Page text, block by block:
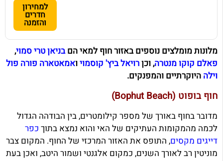
למחירון
חדרים
והזמנה
מלונות מומלצים נוספים באזור חוף למאי הםבניאן טרי סמוי,
פאלם קוקו מנטרה, וכןרויאל ביץ' קוסמויואמאטארה פורה פול
וילה היוקרתיים והמפנקים.
חוף בופוט (Bophut Beach)
מדובר בחוף באורך של מספר קילומטרים, בין הבודהה הגדול
לכמה מהמקומות העתיקים של האי והוא נמצא בתוך כפר
דייגים מקסים, התופס את האזור המרכזי של החוף. המקום צבר
מוניטין רב לאורך השנים, כמקום אלגנטי ושמור היטב, ואכן בעת